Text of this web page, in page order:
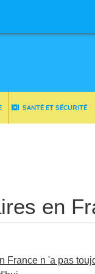
SANTÉ ET SÉCURITÉ
en
France n 'a pas